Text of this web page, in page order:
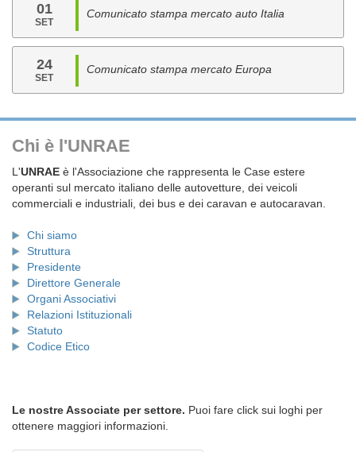
01
SET
Comunicato stampa mercato auto Italia
24
SET
Comunicato stampa mercato Europa
Chi è l'UNRAE
L'UNRAE è l'Associazione che rappresenta le Case estere
operanti sul mercato italiano delle autovetture, dei veicoli
commerciali e industriali, dei bus e dei caravan e autocaravan.
Chi siamo
Struttura
Presidente
Direttore Generale
Organi Associativi
Relazioni Istituzionali
Statuto
Codice Etico
Le nostre Associate per settore. Puoi fare click sui loghi per
ottenere maggiori informazioni.